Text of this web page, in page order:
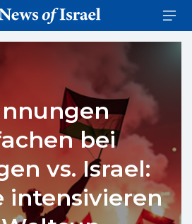
bei
vs. Israel:
intensivieren